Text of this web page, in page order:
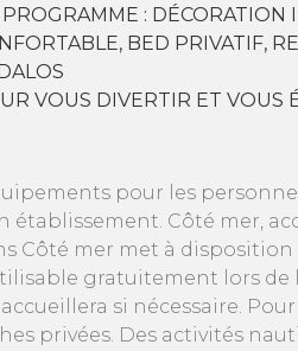
: DÉCORATION
BED PRIVATIF,
VOUS DIVERTIR ET VOUS
pour les
Côté mer,
Côté mer met à
gratuitement lors
si nécessaire.
privées. Des activités